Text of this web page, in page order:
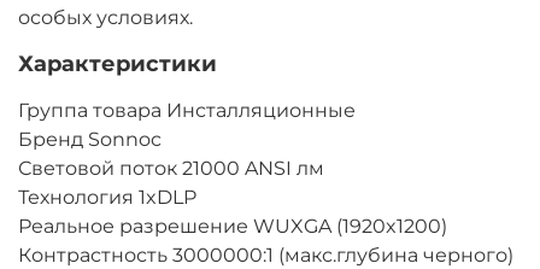
особых условиях.
Характеристики
Группа товара Инсталляционные
Бренд Sonnoc
Световой поток 21000 ANSI лм
Технология 1xDLP
Реальное разрешение WUXGA (1920x1200)
Контрастность 3000000:1 (макс.глубина черного)